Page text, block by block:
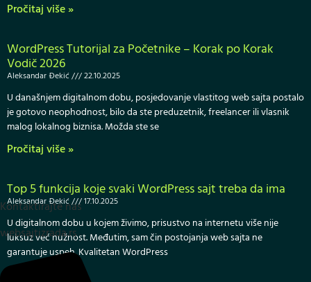
Pročitaj više »
WordPress Tutorijal za Početnike – Korak po Korak
Vodič 2026
Aleksandar Đekić 22.10.2025
U današnjem digitalnom dobu, posjedovanje vlastitog web sajta postalo
je gotovo neophodnost, bilo da ste preduzetnik, freelancer ili vlasnik
malog lokalnog biznisa. Možda ste se
Pročitaj više »
Top 5 funkcija koje svaki WordPress sajt treba da ima
Aleksandar Đekić 17.10.2025
U digitalnom dobu u kojem živimo, prisustvo na internetu više nije
luksuz već nužnost. Međutim, sam čin postojanja web sajta ne
garantuje uspeh. Kvalitetan WordPress
Kontaktirajte nas
websajtizrada.rs